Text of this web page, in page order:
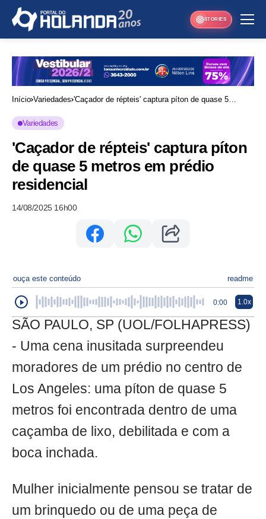
STORIES
Início Variedades 'Caçador de répteis' captura píton de quase 5
Variedades
'Caçador de répteis' captura píton
de quase 5 metros em prédio
residencial
14/08/2025 16h00
ouça este conteúdo readme
0:00 1.0x
SÃO PAULO, SP (UOL/FOLHAPRESS)
- Uma cena inusitada surpreendeu
moradores de um prédio no centro de
Los Angeles: uma píton de quase 5
metros foi encontrada dentro de uma
caçamba de lixo, debilitada e com a
boca inchada.
Mulher inicialmente pensou se tratar de
um brinquedo ou de uma peça de